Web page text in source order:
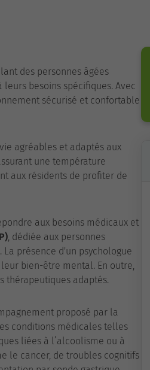
des personnes âgées
besoins spécifiques. Avec
sécurisé et confortable
agréables et adaptés aux
une température
aux résidents de profiter de
aux besoins médicaux et
, dédiée aux personnes
présence d'un psychologue
bien-être mental. En outre,
thérapeutiques adaptés.
proposé par la
conditions médicales telles
liées à l’alcoolisme ou à
le cancer, de troubles cognitifs